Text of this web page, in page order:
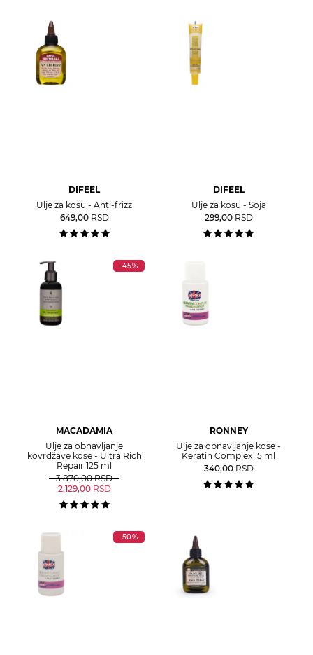
DIFEEL
Ulje za kosu - Anti-frizz
649,00 RSD
DIFEEL
Ulje za kosu - Soja
299,00 RSD
-45%
MACADAMIA
Ulje za obnavljanje
kovrdžave kose - Ultra Rich
Repair 125 ml
3.870,00 RSD
2.129,00 RSD
RONNEY
Ulje za obnavljanje kose -
Keratin Complex 15 ml
340,00 RSD
-50%